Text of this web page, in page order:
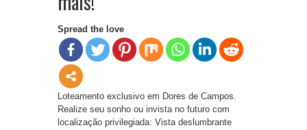
Spread the love
Loteamento exclusivo em Dores de Campos.
Realize seu sonho ou invista no futuro com
localização privilegiada: Vista deslumbrante